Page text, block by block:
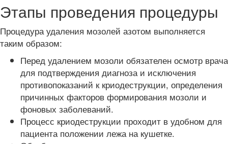
Этапы проведения процедуры
Процедура удаления мозолей азотом выполняется
таким образом:
Перед удалением мозоли обязателен осмотр врача
для подтверждения диагноза и исключения
противопоказаний к криодеструкции, определения
причинных факторов формирования мозоли и
фоновых заболеваний.
Процесс криодеструкции проходит в удобном для
пациента положении лежа на кушетке.